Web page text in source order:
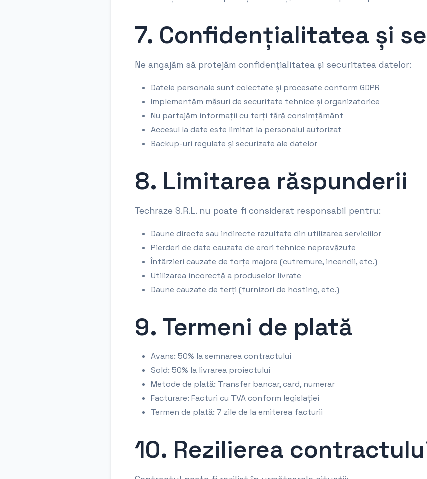
7. Confidențialitatea și
Ne angajăm să protejăm confidențialitatea și securitatea datelor:
Datele personale sunt colectate și procesate conform GDPR
Implementăm măsuri de securitate tehnice și organizatorice
Nu partajăm informații cu terți fără consimțământ
Accesul la date este limitat la personalul autorizat
Backup-uri regulate și securizate ale datelor
8. Limitarea răspunderii
Techraze S.R.L. nu poate fi considerat responsabil pentru:
Daune directe sau indirecte rezultate din utilizarea serviciilor
Pierderi de date cauzate de erori tehnice neprevăzute
Întârzieri cauzate de forțe majore (cutremure, incendii, etc.)
Utilizarea incorectă a produselor livrate
Daune cauzate de terți (furnizori de hosting, etc.)
9. Termeni de plată
Avans: 50% la semnarea contractului
Sold: 50% la livrarea proiectului
Metode de plată: Transfer bancar, card, numerar
Facturare: Facturi cu TVA conform legislației
Termen de plată: 7 zile de la emiterea facturii
10. Rezilierea